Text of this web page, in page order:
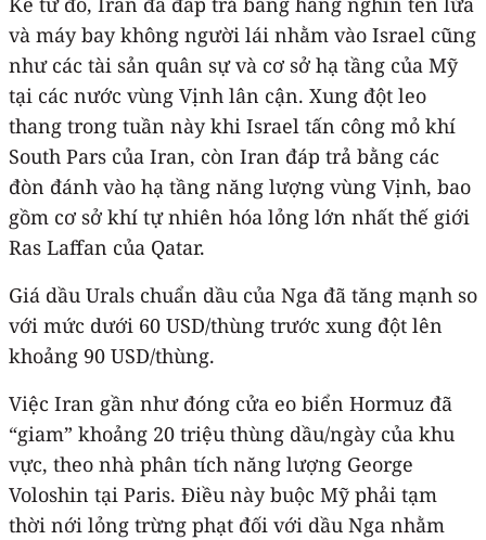
và máy bay không người lái nhằm vào Israel cũng
như các tài sản quân sự và cơ sở hạ tầng của Mỹ
tại các nước vùng Vịnh lân cận. Xung đột leo
thang trong tuần này khi Israel tấn công mỏ khí
South Pars của Iran, còn Iran đáp trả bằng các
đòn đánh vào hạ tầng năng lượng vùng Vịnh, bao
gồm cơ sở khí tự nhiên hóa lỏng lớn nhất thế giới
Ras Laffan của Qatar.
Giá dầu Urals chuẩn dầu của Nga đã tăng mạnh so
với mức dưới 60 USD/thùng trước xung đột lên
khoảng 90 USD/thùng.
Việc Iran gần như đóng cửa eo biển Hormuz đã
“giam” khoảng 20 triệu thùng dầu/ngày của khu
vực, theo nhà phân tích năng lượng George
Voloshin tại Paris. Điều này buộc Mỹ phải tạm
thời nới lỏng trừng phạt đối với dầu Nga nhằm